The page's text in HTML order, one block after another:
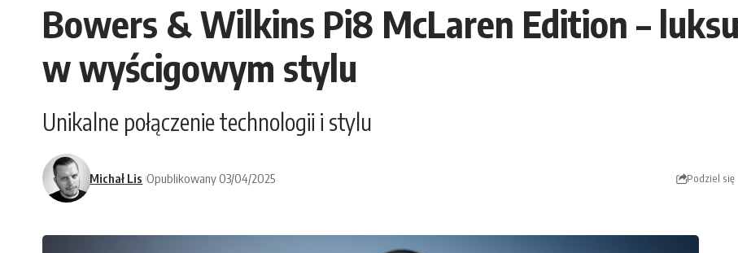
Bowers & Wilkins Pi8 McLaren Edition –
w wyścigowym stylu
Unikalne połączenie technologii i stylu
Michał Lis Opublikowany 03/04/2025 Podziel się